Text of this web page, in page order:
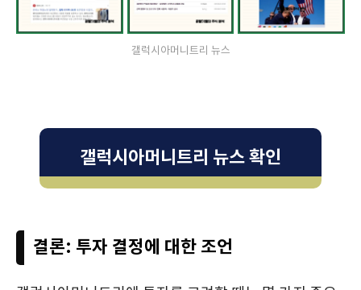
갤럭시아머니트리 뉴스
갤럭시아머니트리 뉴스 확인
결론: 투자 결정에 대한 조언